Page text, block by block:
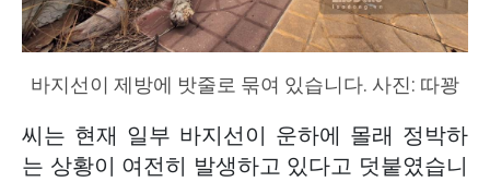
바지선이 제방에 밧줄로 묶여 있습니다. 사진: 따꽝
씨는 현재 일부 바지선이 운하에 몰래 정박하
는 상황이 여전히 발생하고 있다고 덧붙였습니